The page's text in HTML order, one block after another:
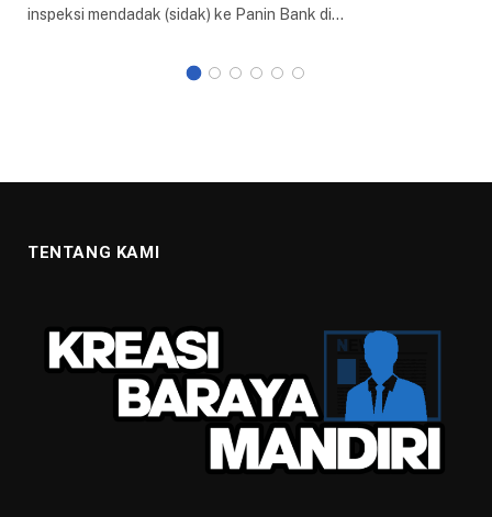
inspeksi mendadak (sidak) ke Panin Bank di…
TENTANG KAMI